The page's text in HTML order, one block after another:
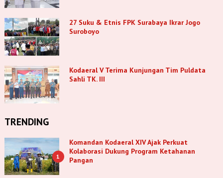
27 Suku & Etnis FPK Surabaya Ikrar Jogo
Suroboyo
Kodaeral V Terima Kunjungan Tim Puldata
Sahli TK. III
TRENDING
1
Komandan Kodaeral XIV Ajak Perkuat
Kolaborasi Dukung Program Ketahanan
Pangan